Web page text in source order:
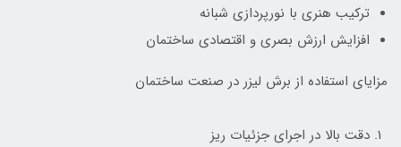
ترکیب هنری با نورپردازی شبانه
افزایش ارزش بصری و اقتصادی ساختمان
مزایای استفاده از برش لیزر در صنعت ساختمان
دقت بالا در اجرای جزئیات ریز